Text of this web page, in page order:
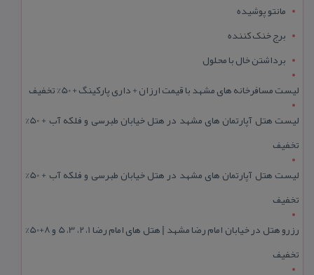
مانتو پوشیده
برج خنک کننده
برداشتن خال با محلول
لیست مسافرخانه های مشهد با قیمت ارزان + داری پارکینگ + 50% تخفیف
لیست هتل آپارتمان های مشهد در هتل خیابان طبرسی و فلکه آب + 50%
تخفیف
لیست هتل آپارتمان های مشهد در هتل خیابان طبرسی و فلکه آب + 50%
تخفیف
رزرو هتل در خیابان امام رضا مشهد | هتل‌ های امام رضا 1، 2، 3، 5 و 8+50%
تخفیف